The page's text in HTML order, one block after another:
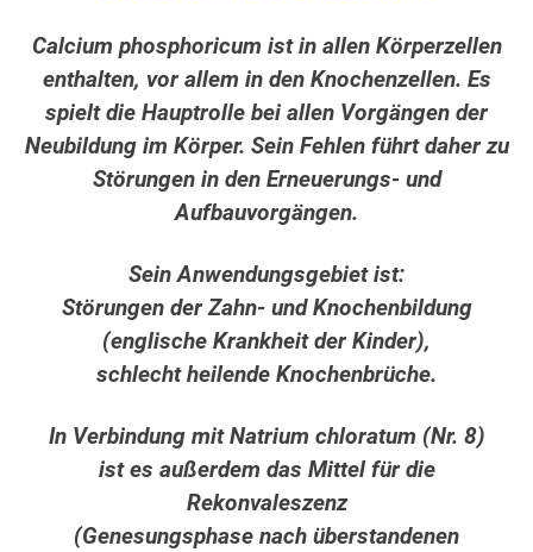
Calcium phosphoricum ist in allen Körperzellen
enthalten, vor allem in den Knochenzellen. Es
spielt die Hauptrolle bei allen Vorgängen der
Neubildung im Körper. Sein Fehlen führt daher zu
Störungen in den Erneuerungs- und
Aufbauvorgängen.
Sein Anwendungsgebiet ist:
Störungen der Zahn- und Knochenbildung
(englische Krankheit der Kinder),
schlecht heilende Knochenbrüche.
In Verbindung mit Natrium chloratum (Nr. 8)
ist es außerdem das Mittel für die
Rekonvaleszenz
(Genesungsphase nach überstandenen